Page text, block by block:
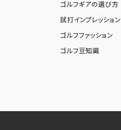
ゴルフギアの選び方
試打インプレッション
ゴルフファッション
ゴルフ豆知識